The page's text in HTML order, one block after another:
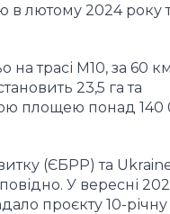
в лютому 2024 року
трасі М10, за 60 км
23,5 га та
площею понад 140
(ЄБРР) та
У вересні
проєкту 10-річну